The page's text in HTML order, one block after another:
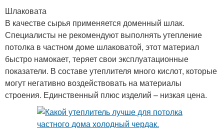
Шлаковата
В качестве сырья применяется доменный шлак.
Специалисты не рекомендуют выполнять утепление
потолка в частном доме шлаковатой, этот материал
быстро намокает, теряет свои эксплуатационные
показатели. В составе утеплителя много кислот, которые
могут негативно воздействовать на материалы
строения. Единственный плюс изделий – низкая цена.